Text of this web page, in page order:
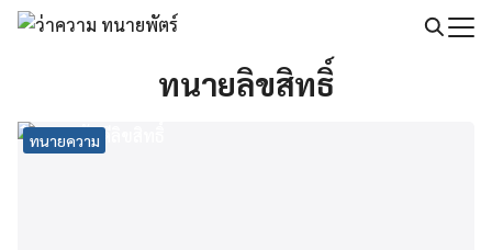
Skip
ทนายลิขสิทธิ์
ทนายความ